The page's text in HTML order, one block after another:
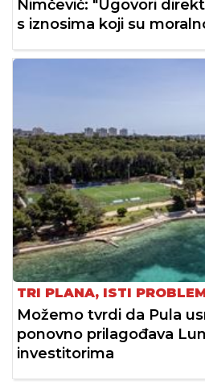
Nimčević: "Ugovori
s iznosima koji su
TRI PLANA, ISTI
Možemo tvrdi da Pula
ponovno prilagođava
investitorima